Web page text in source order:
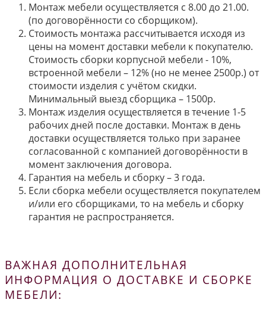
Монтаж мебели осуществляется с 8.00 до 21.00.
(по договорённости со сборщиком).
Стоимость монтажа рассчитывается исходя из
цены на момент доставки мебели к покупателю.
Стоимость сборки корпусной мебели - 10%,
встроенной мебели – 12% (но не менее 2500р.) от
стоимости изделия с учётом скидки.
Минимальный выезд сборщика – 1500р.
Монтаж изделия осуществляется в течение 1-5
рабочих дней после доставки. Монтаж в день
доставки осуществляется только при заранее
согласованной с компанией договорённости в
момент заключения договора.
Гарантия на мебель и сборку – 3 года.
Если сборка мебели осуществляется покупателем
и/или его сборщиками, то на мебель и сборку
гарантия не распространяется.
ВАЖНАЯ ДОПОЛНИТЕЛЬНАЯ
ИНФОРМАЦИЯ О ДОСТАВКЕ И СБОРКЕ
МЕБЕЛИ: